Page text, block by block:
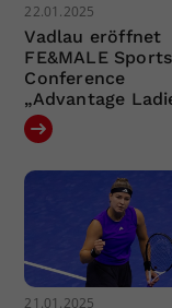
22.01.2025
Vadlau eröffnet
FE&MALE Sports
Conference
„Advantage
21.01.2025